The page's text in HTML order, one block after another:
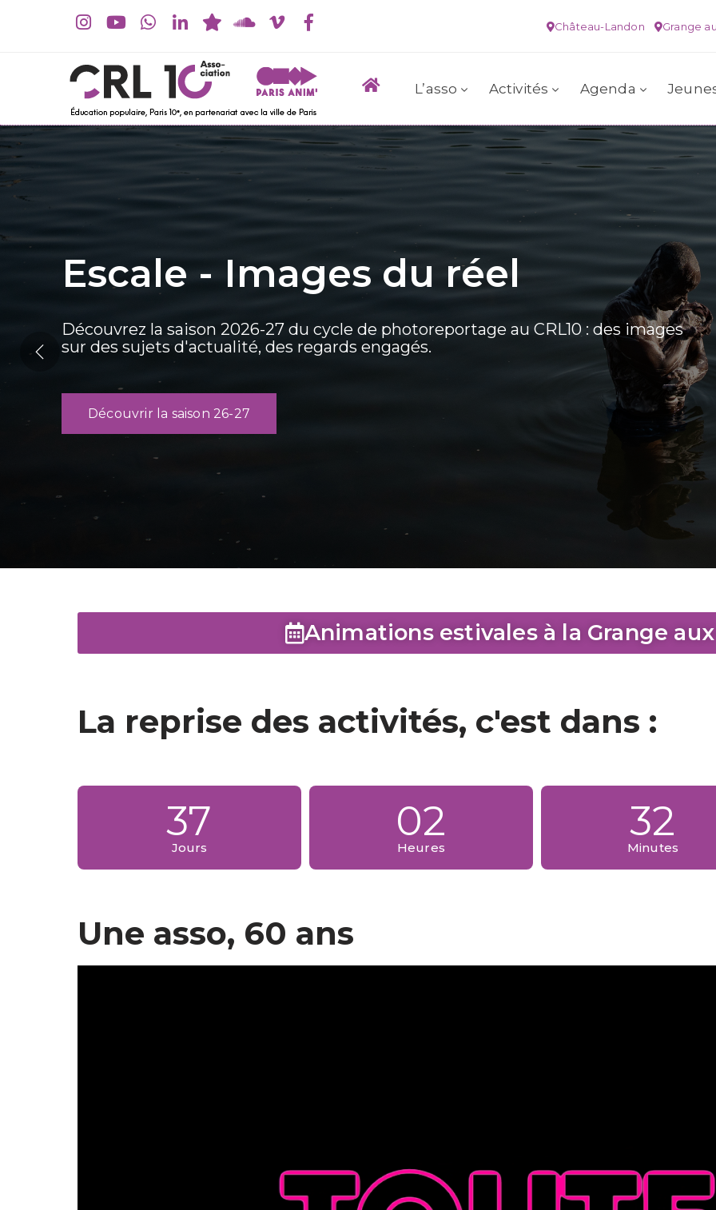
Château-Landon Grange
L’asso Activités Agenda
Escale - Images du réel
Découvrez la saison 2026-27 du cycle de photoreportage au CRL10 : des images
sur des sujets d'actualité, des regards engagés.
Découvrir la saison 26-27
Animations estivales à la Grange
La reprise des activités, c'est dans :
37
Jours
02
Heures
32
Minutes
Une asso, 60 ans